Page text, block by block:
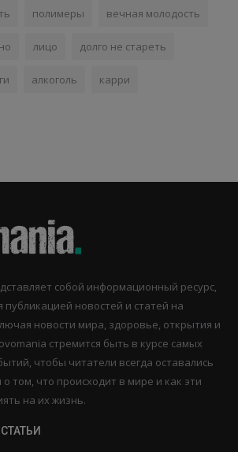
полимеры вечная молодость
лицо долго не стареть
алкоголь карри
собой информационный ресурс,
новостей и статей на
новости мира, здоровье, открытия и
стремится быть в курсе самых
чтобы читатели всегда оставались
том, что происходит в мире и как эти
на их жизнь.